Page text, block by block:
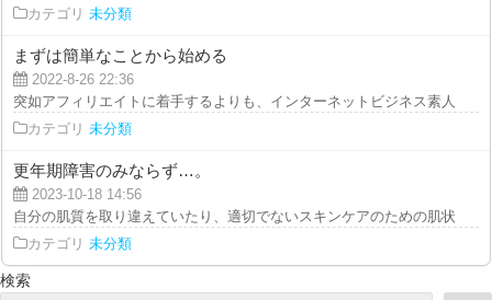
カテゴリ 未分類
まずは簡単なことから始める
2022-8-26 22:36
突如アフィリエイトに着手するよりも、インターネットビジネス素人は、
カテゴリ 未分類
更年期障害のみならず…。
2023-10-18 14:56
自分の肌質を取り違えていたり、適切でないスキンケアのための肌状態の
カテゴリ 未分類
検索